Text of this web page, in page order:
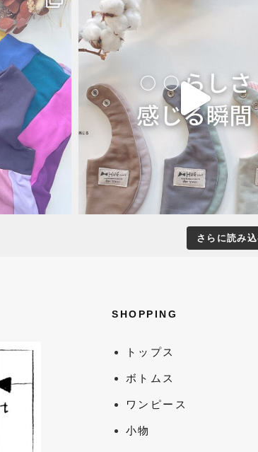
さらに読み
SHOPPING
トップス
ボトムス
ワンピース
小物